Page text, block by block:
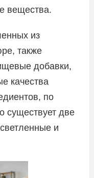
вещества.
из
также
добавки,
качества
по
существует две
и